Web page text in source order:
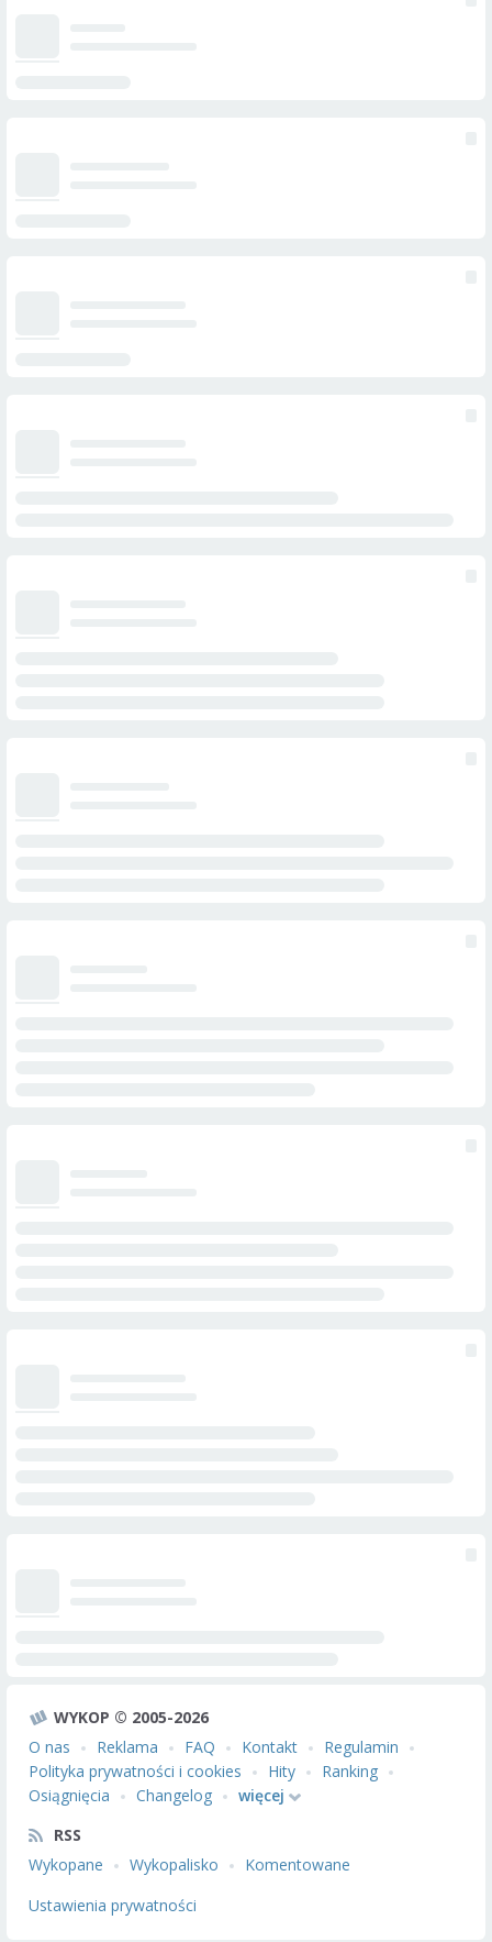
WYKOP © 2005-2026
O nas
Reklama FAQ Kontakt
Regulamin
Polityka prywatności i cookies
Hity
Ranking
Osiągnięcia
Changelog
więcej
RSS
Wykopane
Wykopalisko
Komentowane
Ustawienia prywatności